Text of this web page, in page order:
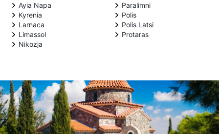
Ayia Napa
Kyrenia
Larnaca
Limassol
Nikozja
Paralimni
Polis
Polis Latsi
Protaras